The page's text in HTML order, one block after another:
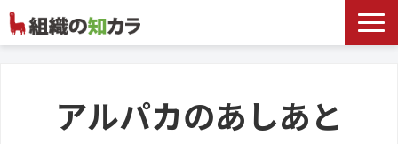
お役立ち記事
記事カテゴリ一覧
アルパカのあしあと